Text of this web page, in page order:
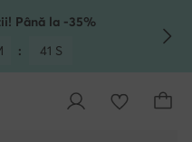
Până la -35%
: 39 S